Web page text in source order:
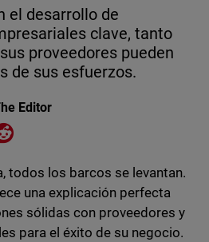
el desarrollo de
clave, tanto
proveedores pueden
de sus esfuerzos.
Editor
on X
Share on Reddit
todos los barcos se levantan.
una explicación perfecta
sólidas con proveedores y
para el éxito de su negocio.